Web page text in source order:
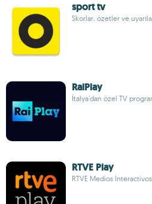
sport tv
Skorlar, özetler ve
RaiPlay
İtalya'dan özel TV
RTVE Play
RTVE Medios Interactivos